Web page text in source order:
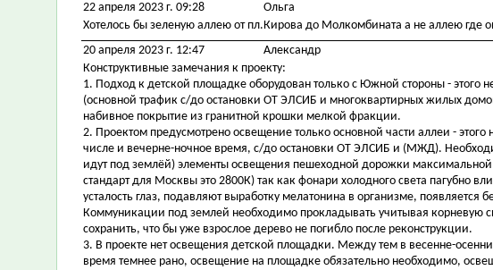
22 апреля 2023 г. 09:28
Ольга
Хотелось бы зеленую аллею от пл.Кирова до Молкомбината а не аллею где
20 апреля 2023 г. 12:47
Александр
Конструктивные замечания к проекту:
1. Подход к детской площадке оборудован только с Южной стороны - этого
(основной трафик с/до остановки ОТ ЭЛСИБ и многоквартирных жилых
набивное покрытие из гранитной крошки мелкой фракции.
2. Проектом предусмотрено освещение только основной части аллеи -
числе и вечерне-ночное время, с/до остановки ОТ ЭЛСИБ и (МЖД).
идут под землёй) элементы освещения пешеходной дорожки
стандарт для Москвы это 2800К) так как фонари холодного света пагубно
усталость глаз, подавляют выработку мелатонина в организме, появляется
Коммуникации под землей необходимо прокладывать учитывая корневую
сохранить, что бы уже взрослое дерево не погибло после реконструкции.
3. В проекте нет освещения детской площадки. Между тем в весенне-
время темнее рано, освещение на площадке обязательно необходимо,